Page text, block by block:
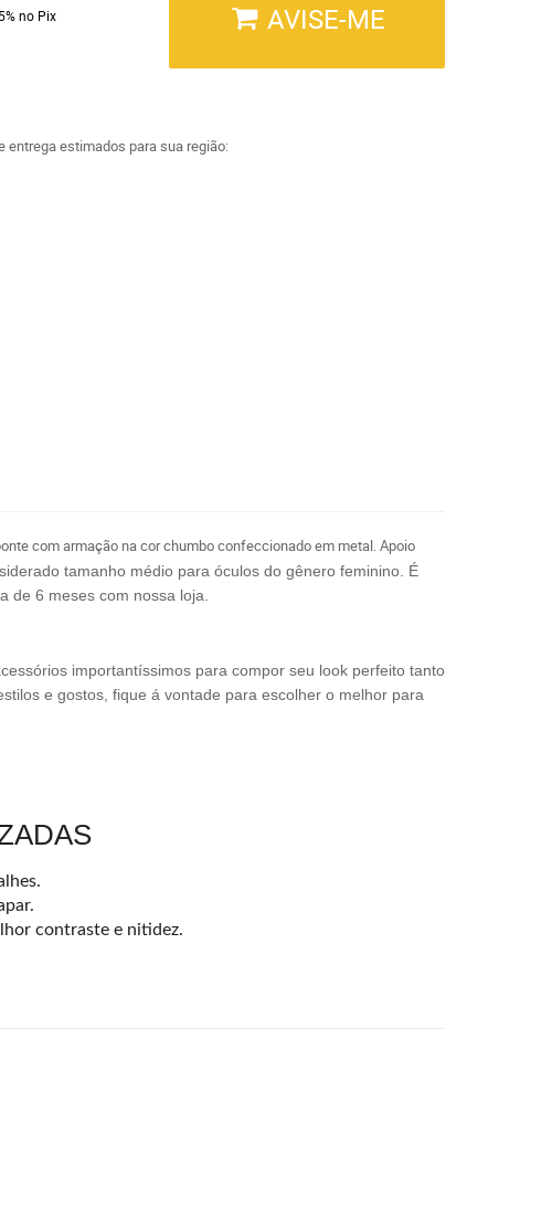
5% no Pix
AVISE-ME
entrega estimados para sua região:
com armação na cor chumbo confeccionado em metal. Apoio
tamanho médio para óculos do gênero feminino. É
de 6 meses com nossa loja.
importantíssimos para compor seu look perfeito tanto
e gostos, fique á vontade para escolher o melhor para
contraste e nitidez.